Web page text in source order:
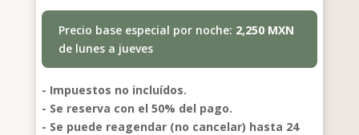
Precio base especial por noche: 2,250 MXN
de lunes a jueves
- Impuestos no incluídos.
- Se reserva con el 50% del pago.
- Se puede reagendar (no cancelar) hasta 24